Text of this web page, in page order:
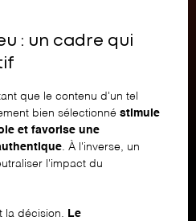
: un cadre qui
que le contenu d'un tel
bien sélectionné stimule
et favorise une
. À l'inverse, un
l'impact du
la décision. Le